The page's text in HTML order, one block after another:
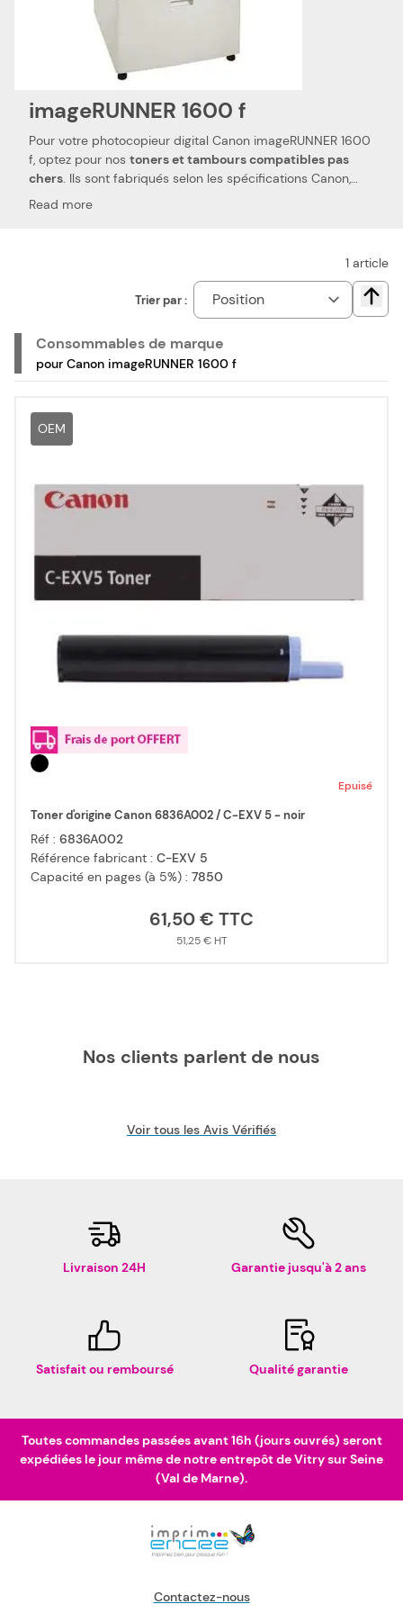
imageRUNNER 1600 f
Pour votre photocopieur digital Canon imageRUNNER 1600
f, optez pour nos toners et tambours compatibles pas
chers. Ils sont fabriqués selon les spécifications Canon,
ainsi que selon les normes spécifiques. Ceci les rend 100
. Notre toner et photoconducteur compatibles pas
chers sont le choix idéal pour réduire vos dépenses. Nous
marque Canon, pour votre photocopieur digital Canon
imageRUNNER 1600 f.
Read more
1 article
Trier par :
Consommables de marque
pour Canon imageRUNNER 1600 f
OEM
Epuisé
Toner d'origine Canon 6836A002 / C-EXV 5 - noir
Réf : 6836A002
Référence fabricant : C-EXV 5
Capacité en pages (à 5%) : 7850
61,50 €
51,25 €
Nos clients parlent de nous
Voir tous les Avis Vérifiés
Livraison 24H Garantie jusqu'à 2 ans
Satisfait ou remboursé Qualité garantie
Toutes commandes passées avant 16h (jours ouvrés) seront
expédiées le jour même de notre entrepôt de Vitry sur Seine
(Val de Marne).
Contactez-nous